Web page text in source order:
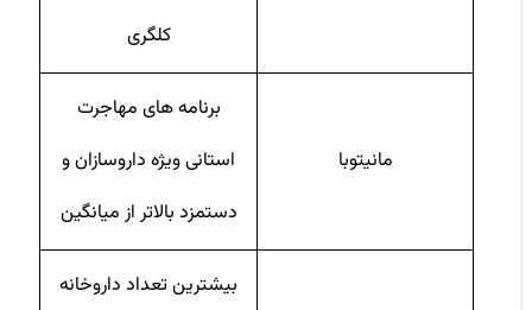
کلگری
مانیتوبا
برنامه‌ های مهاجرت
استانی ویژه داروسازان و
دستمزد بالاتر از میانگین
بیشترین تعداد داروخانه